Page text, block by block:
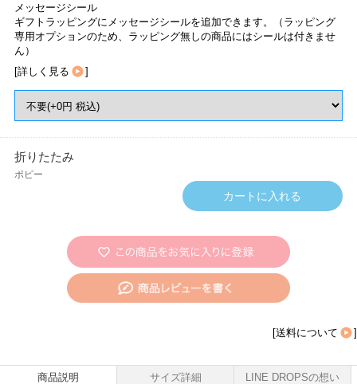
メッセージシール
ギフトラッピングにメッセージシールを追加できます。（ラッピング
専用オプションのため、ラッピング無しの商品にはシールは付きませ
ん）
[詳しく見る ]
折りたたみ
ポピー
[送料について ]
商品説明 サイズ詳細 LINE DROPSの想い